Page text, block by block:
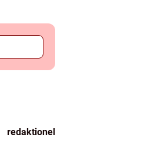
redaktionel